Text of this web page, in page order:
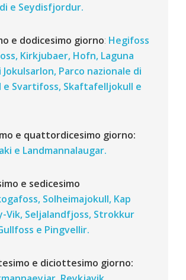
e Seydisfjordur.
e dodicesimo giorno: Hegifoss
Kirkjubaer, Hofn, Laguna
Jokulsarlon, Parco nazionale di
e Svartifoss, Skaftafelljokull e
e quattordicesimo giorno:
e Landmannalaugar.
e sedicesimo
Solheimajokull, Kap
Vik, Seljalandfjoss, Strokkur
e Pingvellir.
e diciottesimo giorno: